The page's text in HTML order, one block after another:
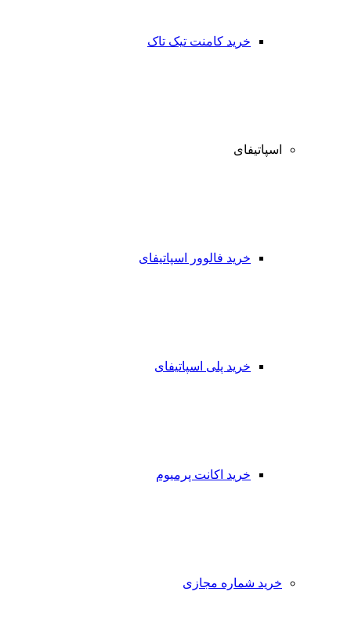
خرید کامنت تیک تاک
اسپاتیفای
خرید فالوور اسپاتیفای
خرید پلی اسپاتیفای
خرید اکانت پرمیوم
خرید شماره مجازی